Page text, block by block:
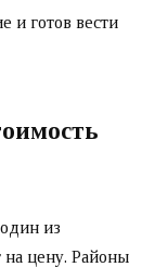
и готов вести
из
на цену. Районы